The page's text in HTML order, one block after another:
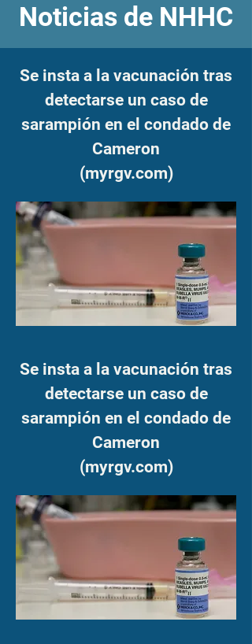
Noticias de NHHC
Se insta a la vacunación tras
detectarse un caso de
sarampión en el condado de
Cameron
(myrgv.com)
Se insta a la vacunación tras
detectarse un caso de
sarampión en el condado de
Cameron
(myrgv.com)